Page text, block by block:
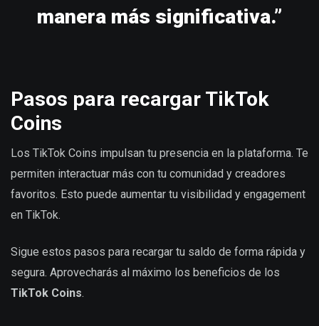
manera más significativa.”
Pasos para recargar TikTok
Coins
Los TikTok Coins impulsan tu presencia en la plataforma. Te
permiten interactuar más con tu comunidad y creadores
favoritos. Esto puede aumentar tu visibilidad y engagement
en TikTok.
Sigue estos pasos para recargar tu saldo de forma rápida y
segura. Aprovecharás al máximo los beneficios de los
TikTok Coins.